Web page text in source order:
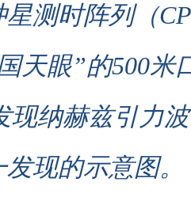
星测时阵列（
天眼”的500米
现纳赫兹引力
现的示意图